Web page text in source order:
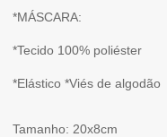
*MÁSCARA:
*Tecido 100% poliéster
*Elástico *Viés de algodão
Tamanho: 20x8cm